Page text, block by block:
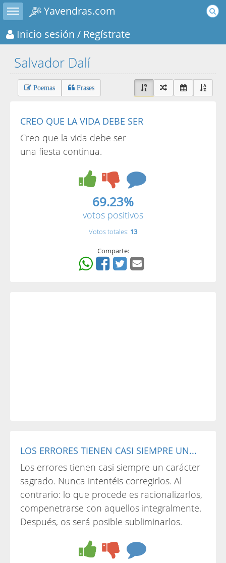
Toggle sidebar
Yavendras.com
Inicio sesión / Regístrate
Salvador Dalí
Poemas Frases
CREO QUE LA VIDA DEBE SER
Creo que la vida debe ser
una fiesta continua.
69.23%
votos positivos
Votos totales: 13
Comparte:
LOS ERRORES TIENEN CASI SIEMPRE UN...
Los errores tienen casi siempre un carácter
sagrado. Nunca intentéis corregirlos. Al
contrario: lo que procede es racionalizarlos,
compenetrarse con aquellos integralmente.
Después, os será posible subliminarlos.